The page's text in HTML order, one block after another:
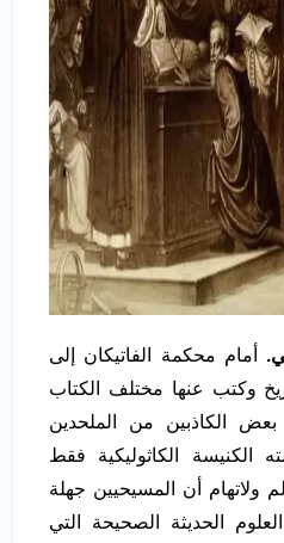
أمام محكمة الفاتيكان إلى
وكتب عنها مختلف الكتاب
الكاذبين من الملحدين
الكنيسة الكاثوليكية فقط
ولاتهام أن المسيحيين جهلة
الحديثة الصحيحة التي